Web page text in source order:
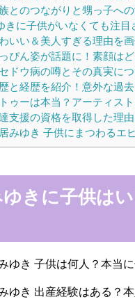
とのつながりと甥っ子へ
きに子供がいなくても注
いい＆美人すぎる理由を
ぴん姿が話題に！素顔はど
ドウ病の噂とその真実につ
と経歴を紹介！意外な過去
ゥーは本当？アーティス
支援の資格を取得した理
みゆき 子供にまつわるエ
きに子供は
ゆき 子供は何人？本当
ゆき 出産経験はある？